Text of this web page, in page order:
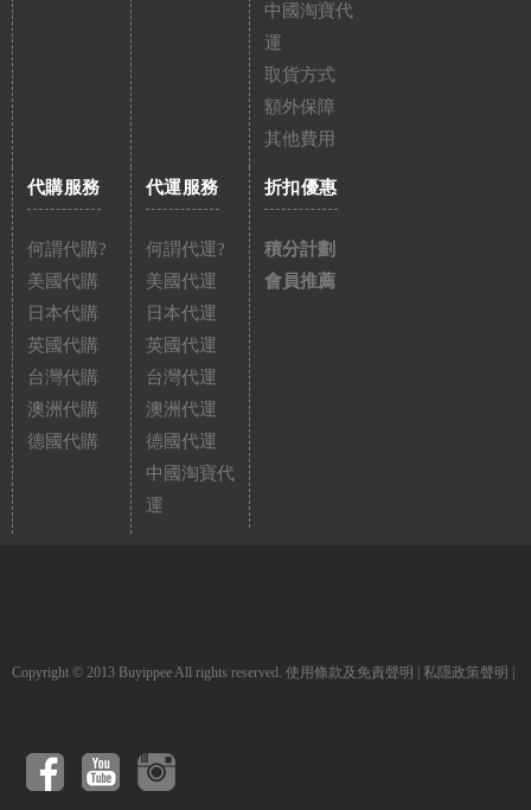
中國淘寶代
運
取貨方式
額外保障
其他費用
代購服務
何謂代購?
美國代購
日本代購
英國代購
台灣代購
澳洲代購
德國代購
代運服務
何謂代運?
美國代運
日本代運
英國代運
台灣代運
澳洲代運
德國代運
中國淘寶代
運
折扣優惠
積分計劃
會員推薦
Copyright © 2013 Buyippee All rights reserved. 使用條款及免責聲明 私隱政策聲明